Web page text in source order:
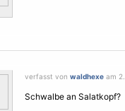
verfasst von waldhexe am
Schwalbe an Salatkopf?